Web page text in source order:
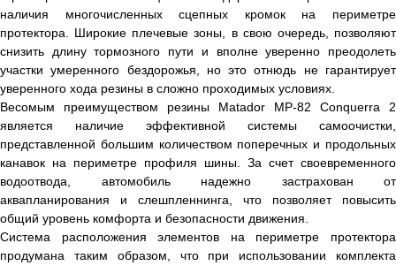
наличия многочисленных сцепных кромок на периметре
протектора. Широкие плечевые зоны, в свою очередь, позволяют
снизить длину тормозного пути и вполне уверенно преодолеть
участки умеренного бездорожья, но это отнюдь не гарантирует
уверенного хода резины в сложно проходимых условиях.
Весомым преимуществом резины Matador MP-82 Conquerra 2
является наличие эффективной системы самоочистки,
представленной большим количеством поперечных и продольных
канавок на периметре профиля шины. За счет своевременного
водоотвода, автомобиль надежно застрахован от
аквапланирования и слешпленнинга, что позволяет повысить
общий уровень комфорта и безопасности движения.
Система расположения элементов на периметре протектора
продумана таким образом, что при использовании комплекта